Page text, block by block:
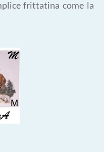
frittatina come la